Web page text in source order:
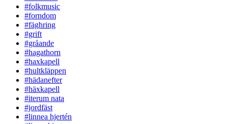
#folkmusic
#forndom
#fäghring
#grift
#gråande
#hagathorn
#haxkapell
#hultkläppen
#hädanefter
#häxkapell
#iterum nata
#jordfäst
#linnea hjertén